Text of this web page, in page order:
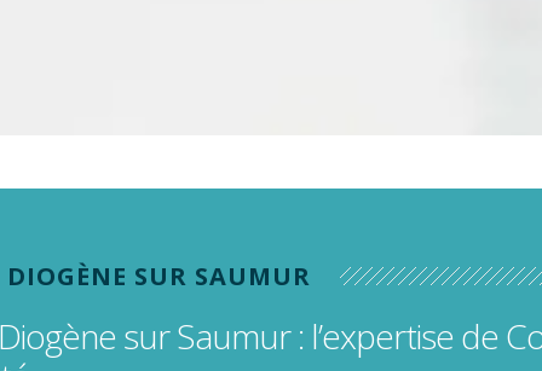
SUR SAUMUR
sur Saumur : l’expertise de